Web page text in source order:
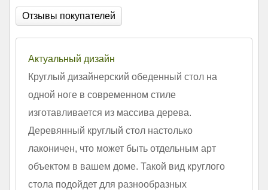
Отзывы покупателей
Актуальный дизайн
Круглый дизайнерский обеденный стол на
одной ноге в современном стиле
изготавливается из массива дерева.
Деревянный круглый стол настолько
лаконичен, что может быть отдельным арт
объектом в вашем доме. Такой вид круглого
стола подойдет для разнообразных